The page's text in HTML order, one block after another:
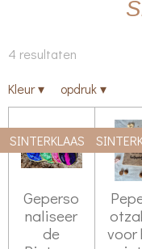
4 resultaten
Kleur▾ opdruk▾
SINTERKLAAS
Geperso
naliseer
de
voor